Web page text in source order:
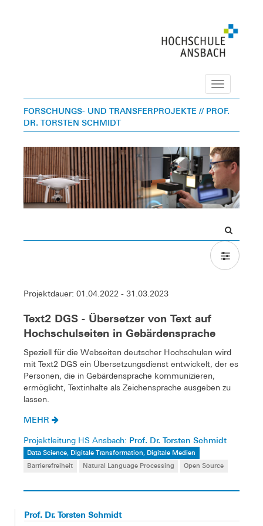
Navigation
FORSCHUNGS- UND TRANSFERPROJEKTE // PROF.
DR. TORSTEN SCHMIDT
Projektdauer: 01.04.2022 - 31.03.2023
Text2 DGS - Übersetzer von Text auf
Hochschulseiten in Gebärdensprache
Speziell für die Webseiten deutscher Hochschulen wird
mit Text2 DGS ein Übersetzungsdienst entwickelt, der es
Personen, die in Gebärdensprache kommunizieren,
ermöglicht, Textinhalte als Zeichensprache ausgeben zu
lassen.
MEHR
Projektleitung HS Ansbach: Prof. Dr. Torsten Schmidt
Data Science, Digitale Transformation, Digitale Medien
Barrierefreiheit
Natural Language Processing Open Source
Prof. Dr. Torsten Schmidt